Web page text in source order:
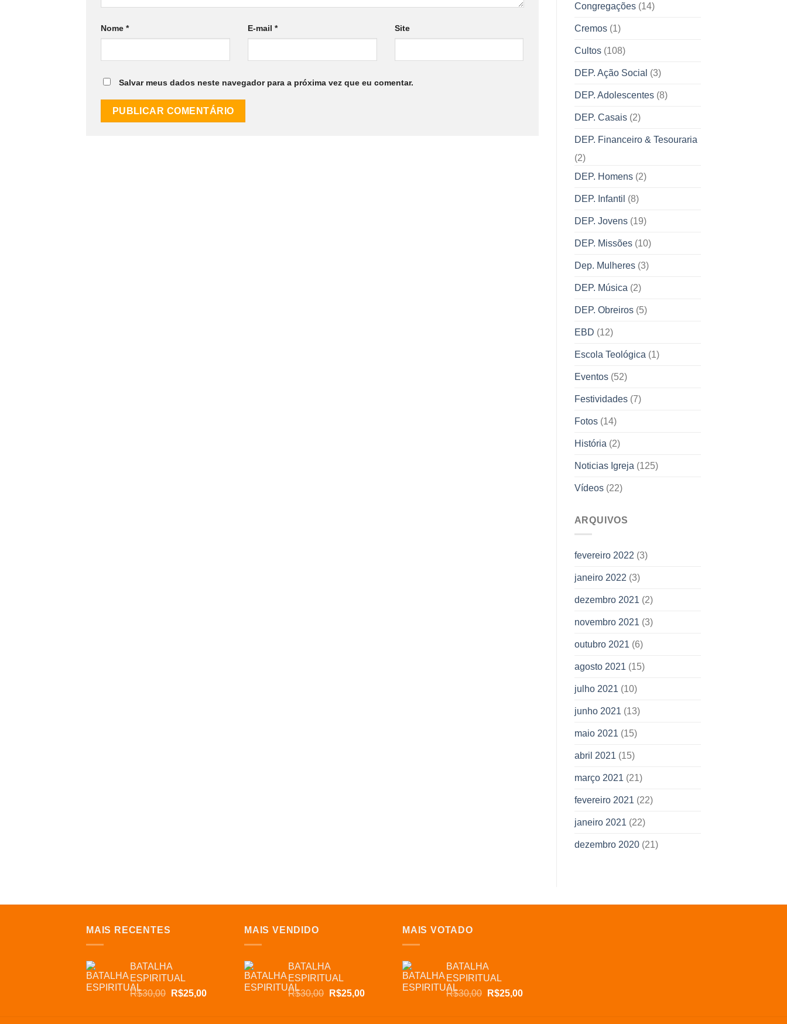
Nome * E-mail * Site
Salvar meus dados neste navegador para a próxima vez que eu comentar.
Congregações(14)
Cremos(1)
Cultos(108)
DEP. Ação Social (3)
DEP. Adolescentes(8)
DEP. Casais(2)
DEP. Financeiro & Tesouraria
(2)
DEP. Homens(2)
DEP. Infantil (8)
DEP. Jovens(19)
DEP. Missões(10)
Dep. Mulheres(3)
DEP. Música (2)
DEP. Obreiros(5)
EBD (12)
Escola Teológica (1)
Eventos(52)
Festividades(7)
Fotos(14)
História (2)
Noticias Igreja (125)
Vídeos(22)
ARQUIVOS
fevereiro 2022 (3)
janeiro 2022 (3)
dezembro 2021 (2)
novembro 2021 (3)
outubro 2021 (6)
agosto 2021 (15)
julho 2021 (10)
junho 2021 (13)
maio 2021 (15)
abril 2021 (15)
março 2021 (21)
fevereiro 2021 (22)
janeiro 2021 (22)
dezembro 2020(21)
MAIS RECENTES
BATALHA
ESPIRITUAL
R$30,00 O
R$25,00O
MAIS VENDIDO
BATALHA
ESPIRITUAL
R$30,00 O
R$25,00O
MAIS VOTADO
BATALHA
ESPIRITUAL
R$30,00 O
R$25,00O